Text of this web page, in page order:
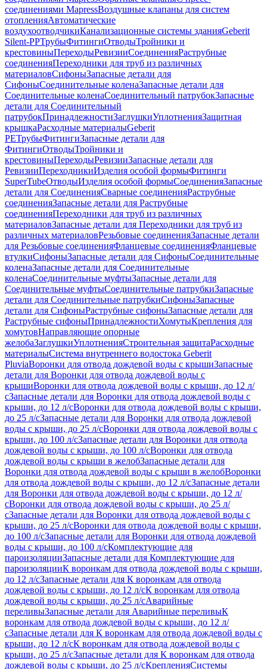
соединениями MapressВоздушные клапаны для систем
отопленияАвтоматические
воздухоотводчикиКанализационные системы зданияGeberit
Silent-PPТрубыФитингиОтводыТройники и
крестовиныПереходыРевизииСоединенияРаструбные
соединенияПереходники для труб из различных
материаловСифоныЗапасные детали для
СифоныСоединительные коленаЗапасные детали для
Соединительные коленаСоединительный патрубокЗапасные
детали для Соединительный
патрубокПринадлежностиЗаглушкиУплотненияЗащитная
крышкаРасходные материалыGeberit
PEТрубыФитингиЗапасные детали для
ФитингиОтводыТройники и
крестовиныПереходыРевизииЗапасные детали для
РевизииПереходникиИзделия особой формыФитинги
SuperTubeОтводыИзделия особой формыСоединенияЗапасные
детали для СоединенияСварные соединенияРаструбные
соединенияЗапасные детали для Раструбные
соединенияПереходники для труб из различных
материаловЗапасные детали для Переходники для труб из
различных материаловРезьбовые соединенияЗапасные детали
для Резьбовые соединенияФланцевые соединенияФланцевые
втулкиСифоныЗапасные детали для СифоныСоединительные
коленаЗапасные детали для Соединительные
коленаСоединительные муфтыЗапасные детали для
Соединительные муфтыСоединительные патрубкиЗапасные
детали для Соединительные патрубкиСифоныЗапасные
детали для СифоныРаструбные сифоныЗапасные детали для
Раструбные сифоныПринадлежностиХомутыКрепления для
хомутовНаправляющие опорные
желобаЗаглушкиУплотненияСтроительная защитаРасходные
материалыСистема внутреннего водостока Geberit
PluviaВоронки для отвода дождевой воды с крышиЗапасные
детали для Воронки для отвода дождевой воды с
крышиВоронки для отвода дождевой воды с крыши, до 12 л/
сЗапасные детали для Воронки для отвода дождевой воды с
крыши, до 12 л/сВоронки для отвода дождевой воды с крыши,
до 25 л/сЗапасные детали для Воронки для отвода дождевой
воды с крыши, до 25 л/сВоронки для отвода дождевой воды с
крыши, до 100 л/сЗапасные детали для Воронки для отвода
дождевой воды с крыши, до 100 л/сВоронки для отвода
дождевой воды с крыши в желобЗапасные детали для
Воронки для отвода дождевой воды с крыши в желобВоронки
для отвода дождевой воды с крыши, до 12 л/сЗапасные детали
для Воронки для отвода дождевой воды с крыши, до 12 л/
сВоронки для отвода дождевой воды с крыши, до 25 л/
сЗапасные детали для Воронки для отвода дождевой воды с
крыши, до 25 л/сВоронки для отвода дождевой воды с крыши,
до 100 л/сЗапасные детали для Воронки для отвода дождевой
воды с крыши, до 100 л/сКомплектующие для
пароизоляцииЗапасные детали для Комплектующие для
пароизоляцииК воронкам для отвода дождевой воды с крыши,
до 12 л/сЗапасные детали для К воронкам для отвода
дождевой воды с крыши, до 12 л/сК воронкам для отвода
дождевой воды с крыши, до 25 л/сАварийные
переливыЗапасные детали для Аварийные переливыК
воронкам для отвода дождевой воды с крыши, до 12 л/
сЗапасные детали для К воронкам для отвода дождевой воды с
крыши, до 12 л/сК воронкам для отвода дождевой воды с
крыши, до 25 л/сЗапасные детали для К воронкам для отвода
дождевой воды с крыши, до 25 л/сКрепленияСистемы